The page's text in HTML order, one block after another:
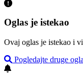
Oglas je istekao
Ovaj oglas je istekao i
Pogledajte druge